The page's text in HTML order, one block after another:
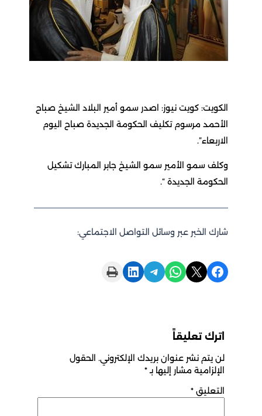
الكويت: كويت نيوز: اصدر سمو أمير البلاد الشيخ صباح
الأحمد مرسوم تكليف الحكومة الجديدة صباح اليوم
الاربعاء”.
وكلف سمو الأمير سمو الشيخ جابر المبارك تشكيل
الحكومة الجديدة “.
شارك الخبر عبر وسائل التواصل الاجتماعي:
Share on Facebook
Share on X
Share on WhatsApp
Share on Telegram
Share on LinkedIn
Print this Page
اترك تعليقاً
لن يتم نشر عنوان بريدك الإلكتروني. الحقول
الإلزامية مشار إليها بـ*
التعليق *